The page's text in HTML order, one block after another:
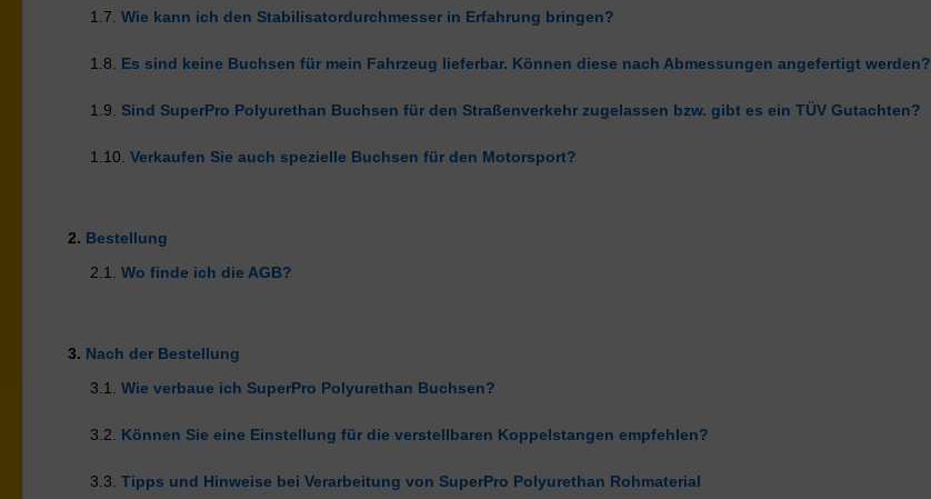
1.7. Wie kann ich den Stabilisatordurchmesser in Erfahrung bringen?
1.8. Es sind keine Buchsen für mein Fahrzeug lieferbar. Können diese nach Abmessungen angefertigt werden?
1.9. Sind SuperPro Polyurethan Buchsen für den Straßenverkehr zugelassen bzw. gibt es ein TÜV Gutachten?
1.10. Verkaufen Sie auch spezielle Buchsen für den Motorsport?
2. Bestellung
2.1. Wo finde ich die AGB?
3. Nach der Bestellung
3.1. Wie verbaue ich SuperPro Polyurethan Buchsen?
3.2. Können Sie eine Einstellung für die verstellbaren Koppelstangen empfehlen?
3.3. Tipps und Hinweise bei Verarbeitung von SuperPro Polyurethan Rohmaterial